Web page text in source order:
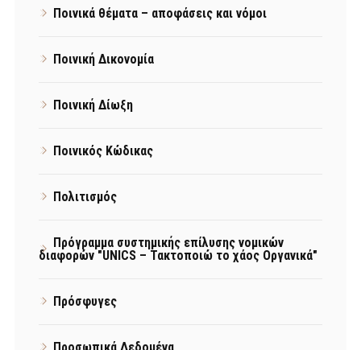
Ποινικά θέματα – αποφάσεις και νόμοι
Ποινική Δικονομία
Ποινική Δίωξη
Ποινικός Κώδικας
Πολιτισμός
Πρόγραμμα συστημικής επίλυσης νομικών
διαφορών "UNICS – Τακτοποιώ το χάος Οργανικά"
Πρόσφυγες